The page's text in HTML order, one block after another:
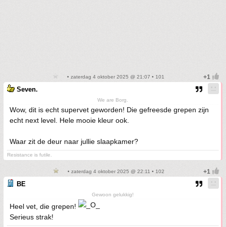
• zaterdag 4 oktober 2025 @ 21:07 • 101
Seven.
We are Borg.
Wow, dit is echt supervet geworden! Die gefreesde grepen zijn
echt next level. Hele mooie kleur ook.
Waar zit de deur naar jullie slaapkamer?
Resistance is futile.
• zaterdag 4 oktober 2025 @ 22:11 • 102
BE
Gewoon gelukkig!
Heel vet, die grepen!
Serieus strak!